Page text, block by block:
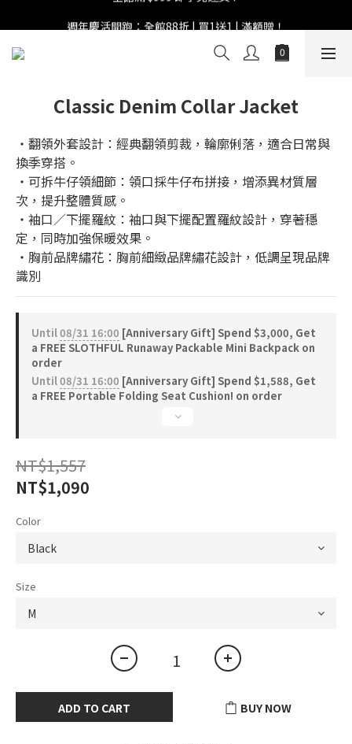
Classic Denim Collar Jacket
‧翻領外套設計：經典翻領剪裁，輪廓俐落，適合日常與
換季穿搭。
‧可拆牛仔領細節：領口採牛仔布拼接，增添異材質層
次，提升整體質感。
‧袖口／下擺羅紋：袖口與下擺配置羅紋設計，穿著穩
定，同時加強保暖效果。
‧胸前品牌繡花：胸前細緻品牌繡花設計，低調呈現品牌
識別
Until08/31 16:00 [Anniversary Gift] Spend $3,000, Get
a FREE SLOTHFUL Runaway Packable Mini Backpack on
order
Until08/31 16:00 [Anniversary Gift] Spend $1,588, Get
a FREE Portable Folding Seat Cushion! on order
NT$1,557
NT$1,090
Color
Size
ADD TO CART BUY NOW